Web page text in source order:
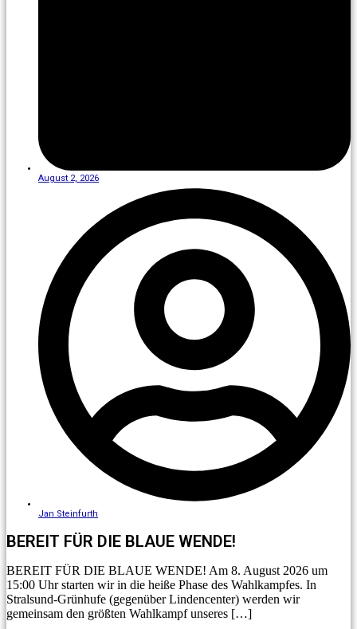
August 2, 2026
Jan Steinfurth
BEREIT FÜR DIE BLAUE WENDE!
BEREIT FÜR DIE BLAUE WENDE! Am 8. August 2026 um
15:00 Uhr starten wir in die heiße Phase des Wahlkampfes. In
Stralsund-Grünhufe (gegenüber Lindencenter) werden wir
gemeinsam den größten Wahlkampf unseres […]